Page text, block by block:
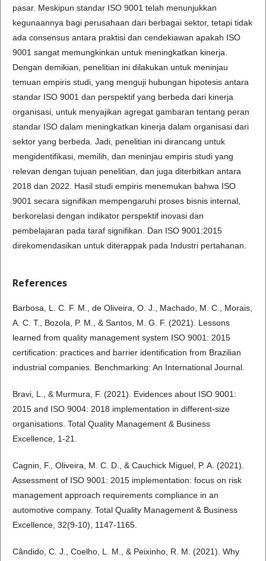
pasar. Meskipun standar ISO 9001 telah menunjukkan
kegunaannya bagi perusahaan dari berbagai sektor, tetapi tidak
ada consensus antara praktisi dan cendekiawan apakah ISO
9001 sangat memungkinkan untuk meningkatkan kinerja.
Dengan demikian, penelitian ini dilakukan untuk meninjau
temuan empiris studi, yang menguji hubungan hipotesis antara
standar ISO 9001 dan perspektif yang berbeda dari kinerja
organisasi, untuk menyajikan agregat gambaran tentang peran
standar ISO dalam meningkatkan kinerja dalam organisasi dari
sektor yang berbeda. Jadi, penelitian ini dirancang untuk
mengidentifikasi, memilih, dan meninjau empiris studi yang
relevan dengan tujuan penelitian, dan juga diterbitkan antara
2018 dan 2022. Hasil studi empiris menemukan bahwa ISO
9001 secara signifikan mempengaruhi proses bisnis internal,
berkorelasi dengan indikator perspektif inovasi dan
pembelajaran pada taraf signifikan. Dan ISO 9001:2015
direkomendasikan untuk diterappak pada Industri pertahanan.
References
Barbosa, L. C. F. M., de Oliveira, O. J., Machado, M. C., Morais,
A. C. T., Bozola, P. M., & Santos, M. G. F. (2021). Lessons
learned from quality management system ISO 9001: 2015
certification: practices and barrier identification from Brazilian
industrial companies. Benchmarking: An International Journal.
Bravi, L., & Murmura, F. (2021). Evidences about ISO 9001:
2015 and ISO 9004: 2018 implementation in different-size
organisations. Total Quality Management & Business
Excellence, 1-21.
Cagnin, F., Oliveira, M. C. D., & Cauchick Miguel, P. A. (2021).
Assessment of ISO 9001: 2015 implementation: focus on risk
management approach requirements compliance in an
automotive company. Total Quality Management & Business
Excellence, 32(9-10), 1147-1165.
Cândido, C. J., Coelho, L. M., & Peixinho, R. M. (2021). Why